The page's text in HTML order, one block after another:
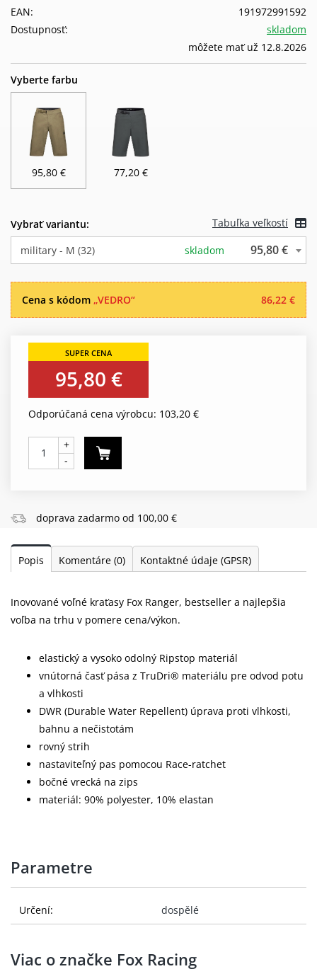
191972991592
EAN:
skladom
môžete mať už 12.8.2026
Dostupnosť:
Vyberte farbu
95,80 € 77,20 €
Vybrať variantu: Tabuľka veľkostí
military - M (32) skladom 95,80 €
86,22 €
Cena s kódom „VEDRO“
95,80 €
Odporúčaná cena výrobcu: 103,20 €
+
-
doprava zadarmo od 100,00 €
Popis Komentáre (0) Kontaktné údaje (GPSR)
Inovované voľné kraťasy Fox Ranger, bestseller a najlepšia
voľba na trhu v pomere cena/výkon.
elastický a vysoko odolný Ripstop materiál
vnútorná časť pása z TruDri® materiálu pre odvod potu
a vlhkosti
DWR (Durable Water Repellent) úprava proti vlhkosti,
bahnu a nečistotám
rovný strih
nastaviteľný pas pomocou Race-ratchet
bočné vrecká na zips
materiál: 90% polyester, 10% elastan
Parametre
Určení: dospělé
Viac o značke Fox Racing